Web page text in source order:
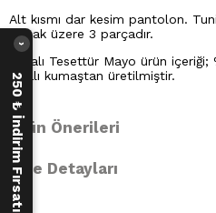
Alt kısmı dar kesim pantolon.
olmak üzere 3 parçadır.
Likralı Tesettür Mayo ürün
likralı kumaştan üretilmiştir.
Ürün Önerileri
İade Detayları
250 ₺ İndirim Fırsatı
›